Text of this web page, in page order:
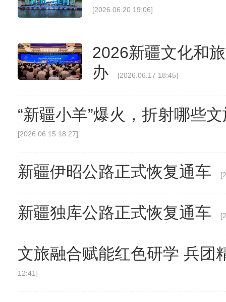
[2026.06.20 19:06]
2026新疆文化和
办
[2026.06.17 18:45]
“新疆小羊”爆火，折射哪些
[2026.06.15 18:27]
新疆伊昭公路正式恢复通车
新疆独库公路正式恢复通车
文旅融合赋能红色研学 兵团
12:41]